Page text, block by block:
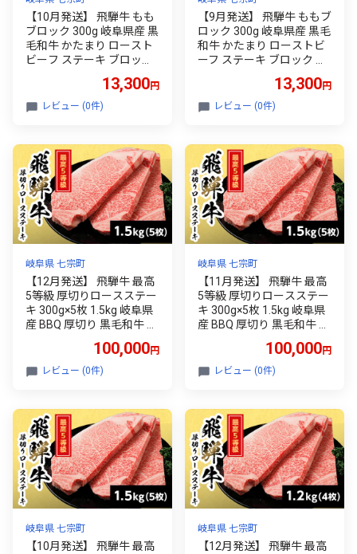
【10月発送】 飛騨牛 もも
ブロック 300g 岐阜県産 黒
毛和牛 かたまり ロースト
ビーフ ステーキ ブロック
せ ごちそう 自宅用 和牛 最
短発送 養老ミート
13,300円
レビュー (0件)
【9月発送】 飛騨牛 ももブ
ロック 300g 岐阜県産 黒毛
和牛 かたまり ローストビ
ーフ ステーキ ブロック 赤
ごちそう 自宅用 和牛 最短
発送 養老ミート
13,300円
レビュー (0件)
岐阜県 七宗町
【12月発送】 飛騨牛 最高
5等級 厚切りロースステー
キ 300g×5枚 1.5kg 岐阜県
産 BBQ 厚切り 黒毛和牛 5
り 牛肉 牛 国産 お取り寄せ
ごちそう 自宅用 和牛 最短
100,000円
レビュー (0件)
岐阜県 七宗町
【11月発送】 飛騨牛 最高
5等級 厚切りロースステー
キ 300g×5枚 1.5kg 岐阜県
産 BBQ 厚切り 黒毛和牛 5
り 牛肉 牛 国産 お取り寄せ
ごちそう 自宅用 和牛 最短
100,000円
レビュー (0件)
岐阜県 七宗町
【10月発送】 飛騨牛 最高
岐阜県 七宗町
【12月発送】 飛騨牛 最高